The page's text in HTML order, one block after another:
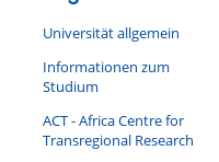
Universität allgemein
Informationen zum
Studium
ACT - Africa Centre for
Transregional Research